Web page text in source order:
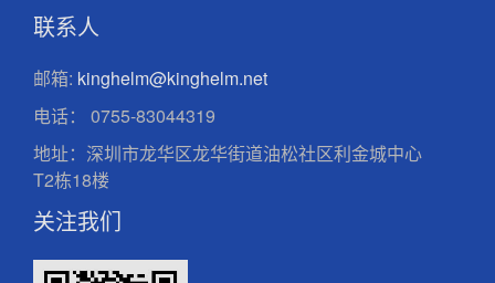
联系人
邮箱: kinghelm@kinghelm.net
电话：
0755-83044319
地址：深圳市龙华区龙华街道油松社区利金城中心
T2栋18楼
关注我们